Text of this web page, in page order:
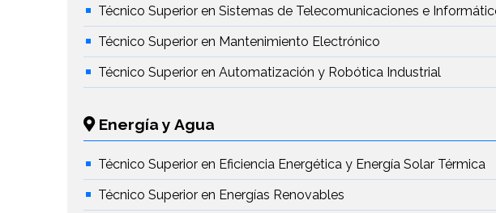
Técnico Superior en Sistemas de Telecomunicaciones e
Técnico Superior en Mantenimiento Electrónico
Técnico Superior en Automatización y Robótica Industrial
Energía y Agua
Técnico Superior en Eficiencia Energética y Energía Solar Térmica
Técnico Superior en Energías Renovables